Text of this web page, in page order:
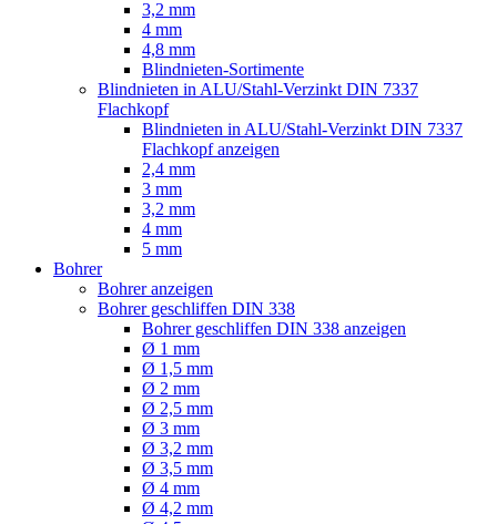
3,2 mm
4 mm
4,8 mm
Blindnieten-Sortimente
Blindnieten in ALU/Stahl-Verzinkt DIN 7337
Flachkopf
Blindnieten in ALU/Stahl-Verzinkt DIN 7337
Flachkopf anzeigen
2,4 mm
3 mm
3,2 mm
4 mm
5 mm
Bohrer
Bohrer anzeigen
Bohrer geschliffen DIN 338
Bohrer geschliffen DIN 338 anzeigen
Ø 1 mm
Ø 1,5 mm
Ø 2 mm
Ø 2,5 mm
Ø 3 mm
Ø 3,2 mm
Ø 3,5 mm
Ø 4 mm
Ø 4,2 mm